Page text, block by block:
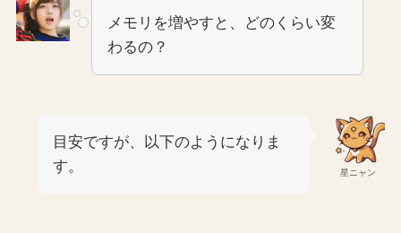
メモリを増やすと、どのくらい変
わるの？
星ニャン
目安ですが、以下のようになりま
す。